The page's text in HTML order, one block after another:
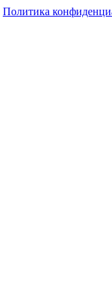
Политика